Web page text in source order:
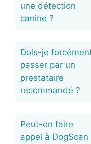
une détection
canine ?
Dois-je
passer par un
prestataire
recommandé ?
Peut-on faire
appel à DogScan